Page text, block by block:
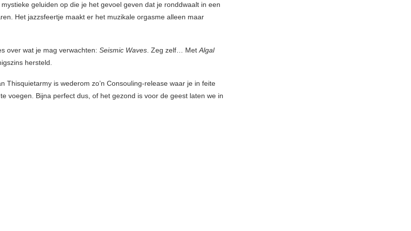
geluiden op die je het gevoel geven dat je ronddwaalt in een
Het jazzsfeertje maakt er het muzikale orgasme alleen maar
over wat je mag verwachten: Seismic Waves. Zeg zelf… MetAlgal
hersteld.
Thisquietarmy is wederom zo’n Consouling-release waar je in feite
voegen. Bijna perfect dus, of het gezond is voor de geest laten we in